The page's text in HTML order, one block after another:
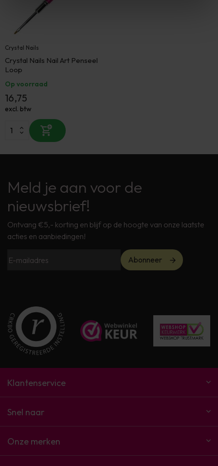
Crystal Nails
Crystal Nails Nail Art Penseel
Loop
Op voorraad
16,75
excl. btw
Meld je aan voor de
nieuwsbrief!
Ontvang €5,- korting en blijf op de hoogte van onze laatste
acties en aanbiedingen!
Abonneer
Klantenservice
Snel naar
Onze merken